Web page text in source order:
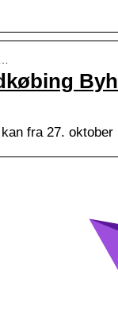
fra 27.